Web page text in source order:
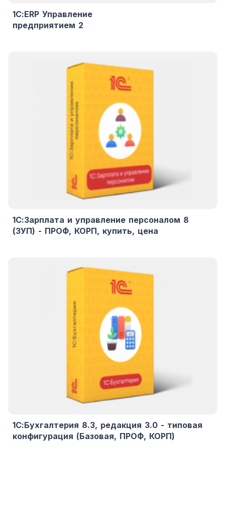
1С:ERP Управление
предприятием 2
1С:Зарплата и управление персоналом 8
(ЗУП) - ПРОФ, КОРП, купить, цена
1С:Бухгалтерия 8.3, редакция 3.0 - типовая
конфигурация (Базовая, ПРОФ, КОРП)